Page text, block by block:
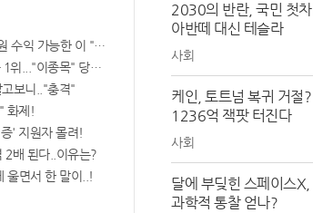
수익 가능한 이 "자격증" 주목받고 있어..
위..."이종목" 당장사라!
보니.."충격"
화제!
' 지원자 몰려!
2배 된다..이유는?
울면서 한 말이..!
2030의 반란, 국민 첫차
아반떼 대신 테슬라
사회
케인, 토트넘 복귀 거절?
1236억 잭팟 터진다
사회
달에 부딪힌 스페이스X,
과학적 통찰 얻나?